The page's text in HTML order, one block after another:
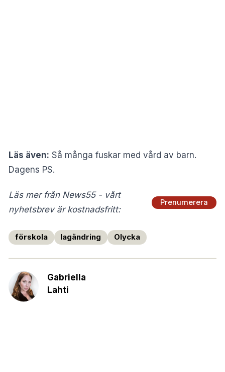
Läs även: Så många fuskar med vård av barn.
Dagens PS.
Läs mer från News55 - vårt
nyhetsbrev är kostnadsfritt:
Prenumerera
förskola lagändring Olycka
Gabriella
Lahti